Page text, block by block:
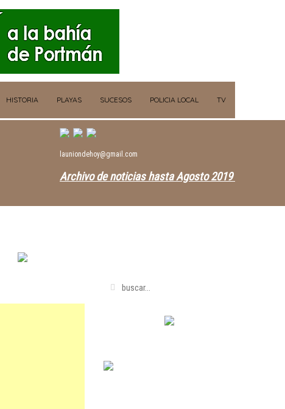
HISTORIA PLAYAS SUCESOS POLICIA LOCAL TV
launiondehoy@gmail.com
Archivo de noticias hasta Agosto 2019